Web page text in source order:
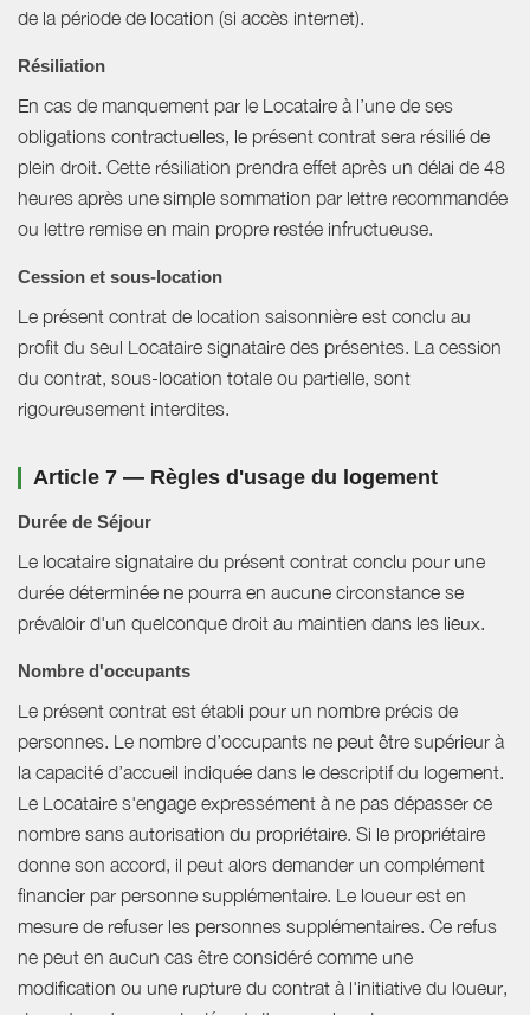
de la période de location (si accès internet).
Résiliation
En cas de manquement par le Locataire à l’une de ses
obligations contractuelles, le présent contrat sera résilié de
plein droit. Cette résiliation prendra effet après un délai de 48
heures après une simple sommation par lettre recommandée
ou lettre remise en main propre restée infructueuse.
Cession et sous-location
Le présent contrat de location saisonnière est conclu au
profit du seul Locataire signataire des présentes. La cession
du contrat, sous-location totale ou partielle, sont
rigoureusement interdites.
Article 7 — Règles d'usage du logement
Durée de Séjour
Le locataire signataire du présent contrat conclu pour une
durée déterminée ne pourra en aucune circonstance se
prévaloir d'un quelconque droit au maintien dans les lieux.
Nombre d'occupants
Le présent contrat est établi pour un nombre précis de
personnes. Le nombre d’occupants ne peut être supérieur à
la capacité d’accueil indiquée dans le descriptif du logement.
Le Locataire s'engage expressément à ne pas dépasser ce
nombre sans autorisation du propriétaire. Si le propriétaire
donne son accord, il peut alors demander un complément
financier par personne supplémentaire. Le loueur est en
mesure de refuser les personnes supplémentaires. Ce refus
ne peut en aucun cas être considéré comme une
modification ou une rupture du contrat à l'initiative du loueur,